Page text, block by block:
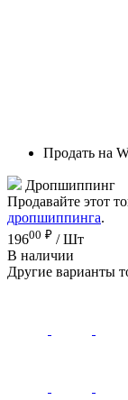
Продать на
Дропшиппинг
Продавайте этот
дропшиппинга.
19600 ₽ / Шт
В наличии
Другие варианты